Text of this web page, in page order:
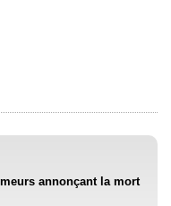
annonçant la mort